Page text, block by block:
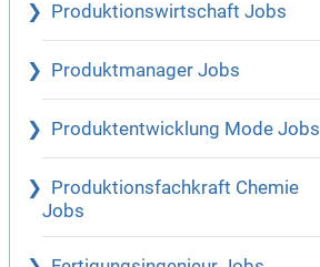
Produktionswirtschaft Jobs
Produktmanager Jobs
Produktentwicklung Mode Jobs
Produktionsfachkraft Chemie
Jobs